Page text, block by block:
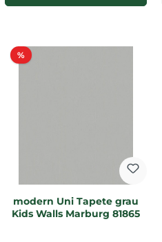
%Rabatt
modern Uni Tapete grau
Kids Walls Marburg 81865